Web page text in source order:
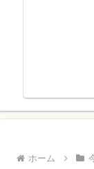
ホーム